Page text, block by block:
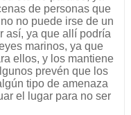
de personas que
no puede irse de un
así, ya que allí podría
marinos, ya que
ellos, y los mantiene
prevén que los
tipo de amenaza
el lugar para no ser